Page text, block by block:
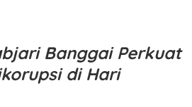
Banggai Perkuat
di Hari